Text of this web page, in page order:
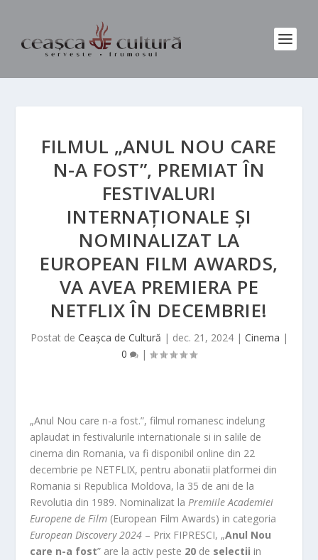
FILMUL „ANUL NOU CARE
N-A FOST”, PREMIAT ÎN
FESTIVALURI
INTERNAȚIONALE ȘI
NOMINALIZAT LA
EUROPEAN FILM AWARDS,
VA AVEA PREMIERA PE
NETFLIX ÎN DECEMBRIE!
Postat de Ceașca de Cultură | dec. 21, 2024| Cinema |
0
|
„Anul Nou care n-a fost.”, filmul romanesc indelung
aplaudat in festivalurile internationale si in salile de
cinema din Romania, va fi disponibil online din 22
decembrie pe NETFLIX, pentru abonatii platformei din
Romania si Republica Moldova, la 35 de ani de la
Revolutia din 1989. Nominalizat laPremiile Academiei
Europene de Film (European Film Awards) in categoria
European Discovery 2024 – Prix FIPRESCI, „Anul Nou
care n-a fost” are la activ peste 20 de selectii in